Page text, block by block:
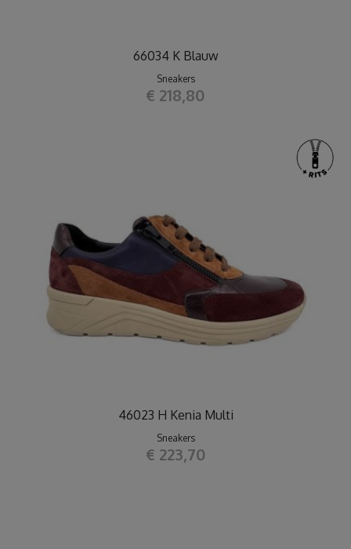
66034 K Blauw
Sneakers
€ 218,80
46023 H Kenia Multi
Sneakers
€ 223,70